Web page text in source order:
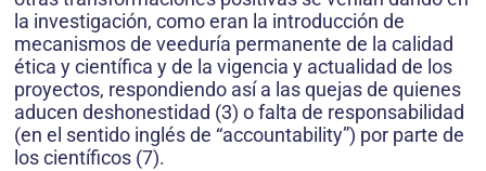
la investigación, como eran la introducción de
mecanismos de veeduría permanente de la calidad
ética y científica y de la vigencia y actualidad de los
proyectos, respondiendo así a las quejas de quienes
aducen deshonestidad (3) o falta de responsabilidad
(en el sentido inglés de “accountability”) por parte de
los científicos (7).